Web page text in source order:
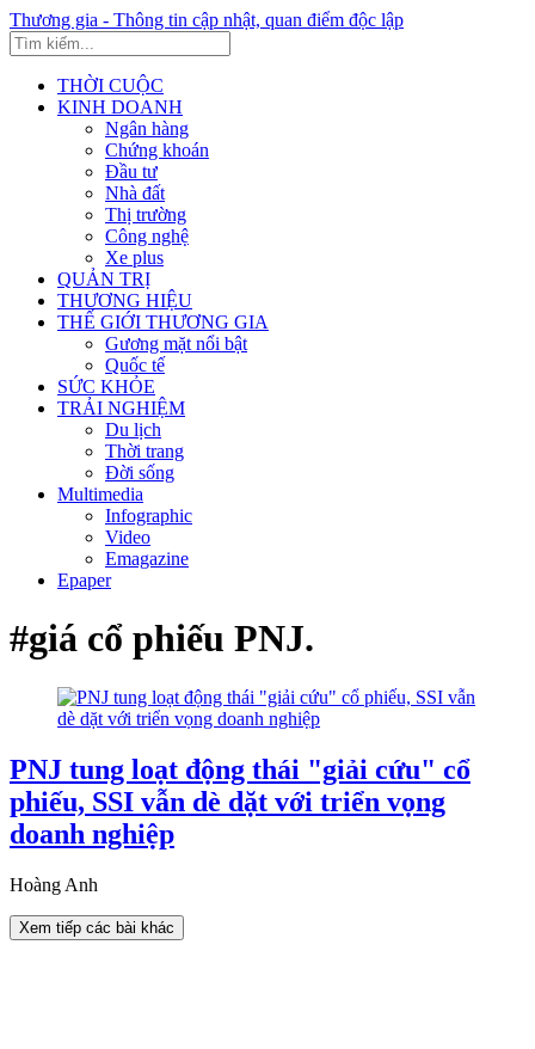
Thương gia - Thông tin cập nhật, quan điểm độc lập
THỜI CUỘC
KINH DOANH
Ngân hàng
Chứng khoán
Đầu tư
Nhà đất
Thị trường
Công nghệ
Xe plus
QUẢN TRỊ
THƯƠNG HIỆU
THẾ GIỚI THƯƠNG GIA
Gương mặt nổi bật
Quốc tế
SỨC KHỎE
TRẢI NGHIỆM
Du lịch
Thời trang
Đời sống
Multimedia
Infographic
Video
Emagazine
Epaper
#giá cổ phiếu PNJ.
PNJ tung loạt động thái "giải cứu" cổ
phiếu, SSI vẫn dè dặt với triển vọng
doanh nghiệp
Hoàng Anh
Xem tiếp các bài khác